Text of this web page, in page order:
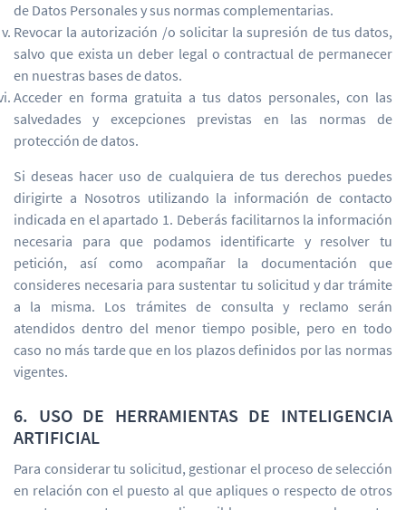
de Datos Personales y sus normas complementarias.
Revocar la autorización /o solicitar la supresión de tus datos,
salvo que exista un deber legal o contractual de permanecer
en nuestras bases de datos.
Acceder en forma gratuita a tus datos personales, con las
salvedades y excepciones previstas en las normas de
protección de datos.
Si deseas hacer uso de cualquiera de tus derechos puedes
dirigirte a Nosotros utilizando la información de contacto
indicada en el apartado 1. Deberás facilitarnos la información
necesaria para que podamos identificarte y resolver tu
petición, así como acompañar la documentación que
consideres necesaria para sustentar tu solicitud y dar trámite
a la misma. Los trámites de consulta y reclamo serán
atendidos dentro del menor tiempo posible, pero en todo
caso no más tarde que en los plazos definidos por las normas
vigentes.
6. USO DE HERRAMIENTAS DE INTELIGENCIA
ARTIFICIAL
Para considerar tu solicitud, gestionar el proceso de selección
en relación con el puesto al que apliques o respecto de otros